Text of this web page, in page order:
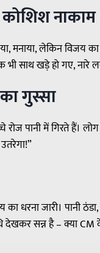
नाकाम
मनाया, लेकिन विजय
साथ खड़े हो गए, नारे
गुस्सा
पानी में गिरते हैं।
जारी। पानी ठंडा,
सन्न है – क्या CM